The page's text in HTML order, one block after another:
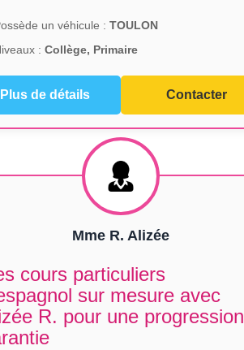
un véhicule :TOULON
:Collège, Primaire
Plus de détails Contacter
Mme R. Alizée
cours particuliers
sur mesure avec
R. pour une progression